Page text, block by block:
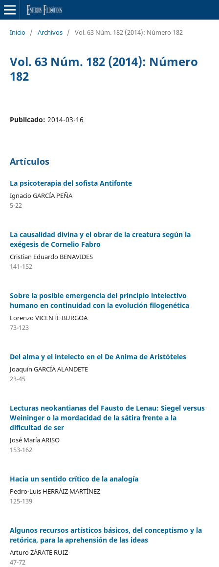
Inicio / Archivos / Vol. 63 Núm. 182 (2014): Número 182
Vol. 63 Núm. 182 (2014): Número
182
Publicado: 2014-03-16
Artículos
La psicoterapia del sofista Antifonte
Ignacio GARCÍA PEÑA
5-22
La causalidad divina y el obrar de la creatura según la
exégesis de Cornelio Fabro
Cristian Eduardo BENAVIDES
141-152
Sobre la posible emergencia del principio intelectivo
humano en continuidad con la evolución filogenética
Lorenzo VICENTE BURGOA
73-123
Del alma y el intelecto en el De Anima de Aristóteles
Joaquín GARCÍA ALANDETE
23-45
Lecturas neokantianas del Fausto de Lenau: Siegel versus
Weininger o la mordacidad de la sátira frente a la
dificultad de ser
José María ARISO
153-162
Hacia un sentido crítico de la analogía
Pedro-Luis HERRÁIZ MARTÍNEZ
125-139
Algunos recursos artísticos básicos, del conceptismo y la
retórica, para la aprehensión de las ideas
Arturo ZÁRATE RUIZ
47-72